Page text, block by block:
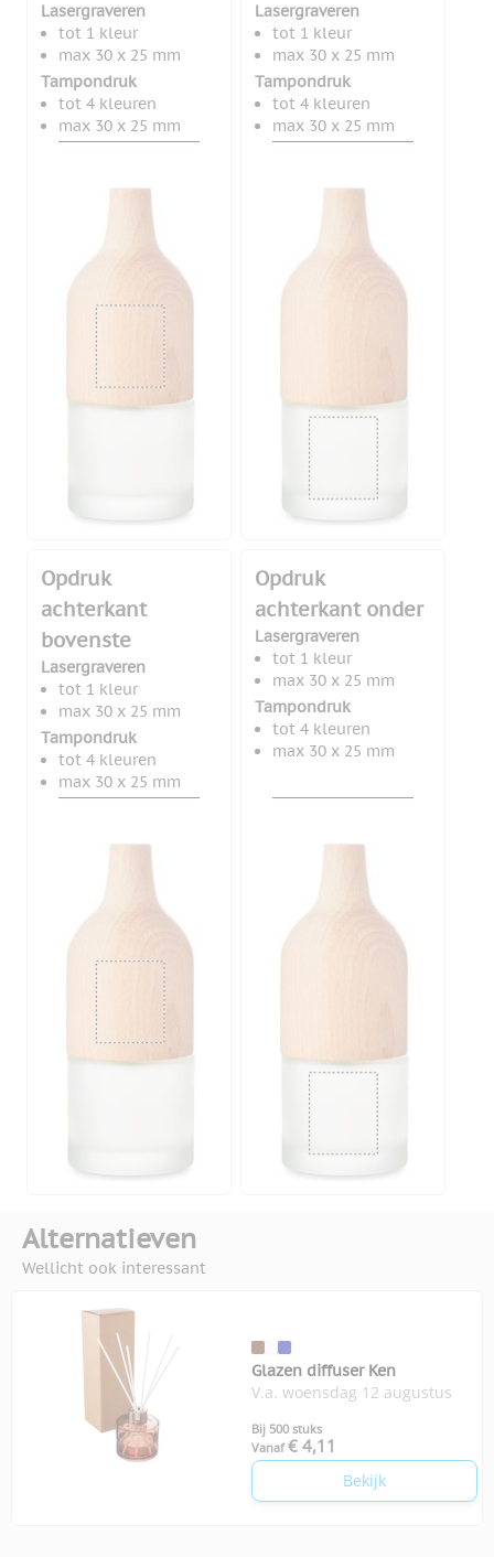
Lasergraveren
tot 1 kleur
max 30 x 25 mm
Tampondruk
tot 4 kleuren
max 30 x 25 mm
Lasergraveren
tot 1 kleur
max 30 x 25 mm
Tampondruk
tot 4 kleuren
max 30 x 25 mm
Opdruk
achterkant
bovenste
Lasergraveren
tot 1 kleur
max 30 x 25 mm
Tampondruk
tot 4 kleuren
max 30 x 25 mm
Opdruk
achterkant onder
Lasergraveren
tot 1 kleur
max 30 x 25 mm
Tampondruk
tot 4 kleuren
max 30 x 25 mm
Alternatieven
Wellicht ook interessant
Glazen diffuser Ken
V.a. woensdag 12 augustus
Bij 500 stuks
Vanaf € 4,11
Bekijk